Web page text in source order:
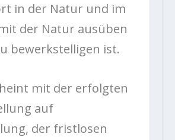
in der Natur und im
der Natur ausüben
bewerkstelligen ist.
mit der erfolgten
auf
der fristlosen